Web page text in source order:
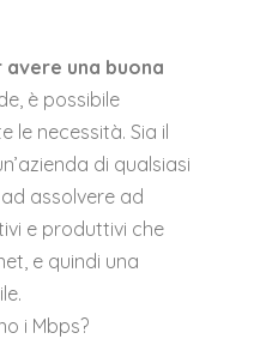
una buona
è possibile
le necessità. Sia il
di qualsiasi
assolvere ad
e produttivi che
e quindi una
i Mbps?